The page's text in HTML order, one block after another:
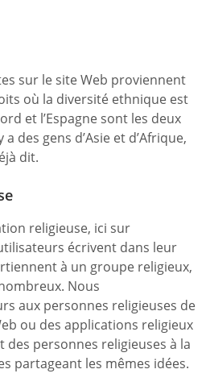
sur le site Web proviennent
où la diversité ethnique est
et l’Espagne sont les deux
des gens d’Asie et d’Afrique,
dit.
religieuse, ici sur
écrivent dans leur
à un groupe religieux,
Nous
aux personnes religieuses de
ou des applications religieux
des personnes religieuses à la
partageant les mêmes idées.